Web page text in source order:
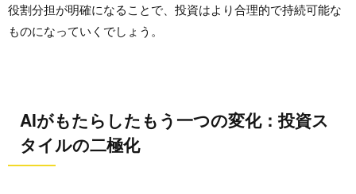
役割分担が明確になることで、投資はより合理的で持続可能な
ものになっていくでしょう。
AIがもたらしたもう一つの変化：投資ス
タイルの二極化